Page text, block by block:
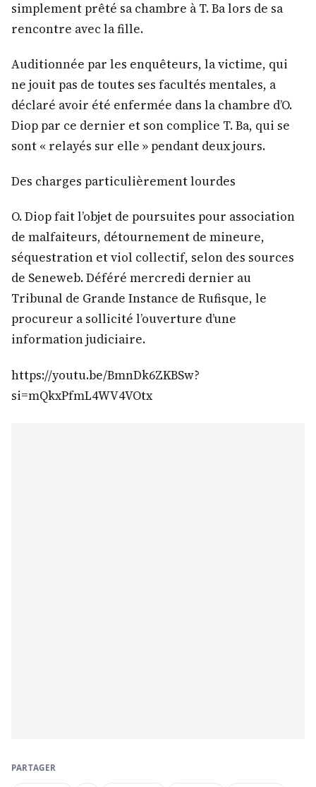
simplement prêté sa chambre à T. Ba lors de sa
rencontre avec la fille.
Auditionnée par les enquêteurs, la victime, qui
ne jouit pas de toutes ses facultés mentales, a
déclaré avoir été enfermée dans la chambre d’O.
Diop par ce dernier et son complice T. Ba, qui se
sont « relayés sur elle » pendant deux jours.
Des charges particulièrement lourdes
O. Diop fait l’objet de poursuites pour association
de malfaiteurs, détournement de mineure,
séquestration et viol collectif, selon des sources
de Seneweb. Déféré mercredi dernier au
Tribunal de Grande Instance de Rufisque, le
procureur a sollicité l’ouverture d’une
information judiciaire.
https://youtu.be/BmnDk6ZKBSw?
si=mQkxPfmL4WV4VOtx
PARTAGER